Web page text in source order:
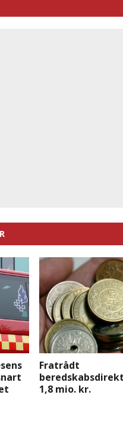
Fratrådt
1,8 mio. kr.